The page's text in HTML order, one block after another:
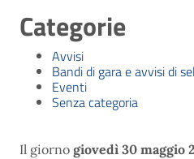
Categorie
Avvisi
Bandi di gara e avvisi di
Eventi
Senza categoria
Il giorno giovedì 30 maggio